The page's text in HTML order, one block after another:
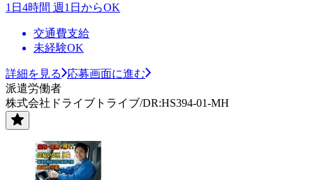
1日4時間 週1日からOK
交通費支給
未経験OK
詳細を見る
応募画面に進む
派遣労働者
株式会社ドライブトライブ/DR:HS394-01-MH